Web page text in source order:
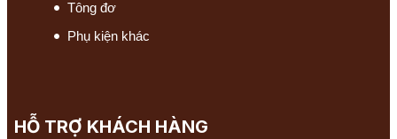
Tông đơ
Phụ kiện khác
HỖ TRỢ KHÁCH HÀNG